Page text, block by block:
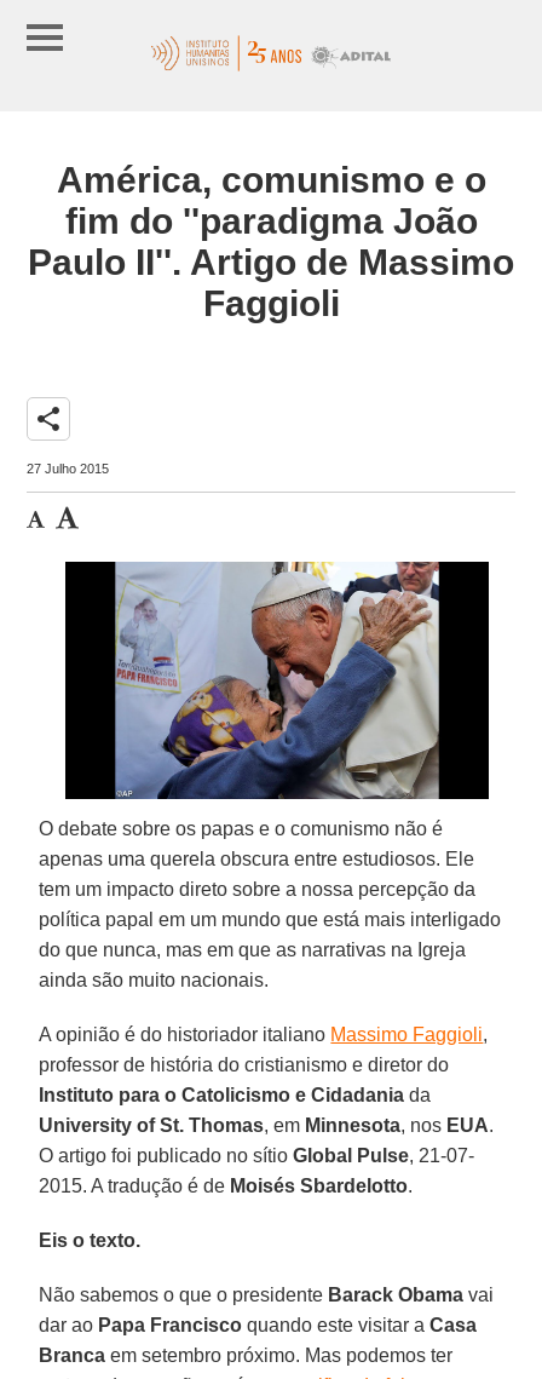
América, comunismo e o
fim do ''paradigma João
Paulo II''. Artigo de Massimo
Faggioli
share
27 Julho 2015
O debate sobre os papas e o comunismo não é
apenas uma querela obscura entre estudiosos. Ele
tem um impacto direto sobre a nossa percepção da
política papal em um mundo que está mais interligado
do que nunca, mas em que as narrativas na Igreja
ainda são muito nacionais.
A opinião é do historiador italiano Massimo Faggioli,
professor de história do cristianismo e diretor do
Instituto para o Catolicismo e Cidadania da
University of St. Thomas, em Minnesota, nos EUA.
O artigo foi publicado no sítioGlobal Pulse, 21-07-
2015. A tradução é de Moisés Sbardelotto.
Eis o texto.
Não sabemos o que o presidente Barack Obama vai
dar ao Papa Francisco quando este visitar aCasa
Branca em setembro próximo. Mas podemos ter